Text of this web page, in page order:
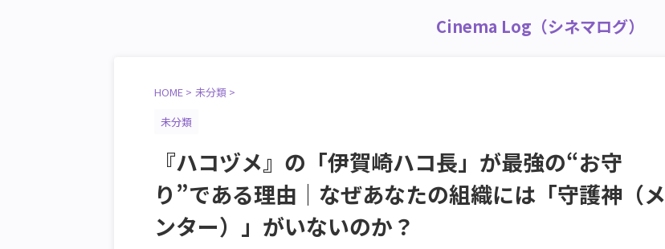
Cinema Log（シネマログ）
HOME > 未分類 >
未分類
『ハコヅメ』の「伊賀崎ハコ長」が最強の“お守
り”である理由｜なぜあなたの組織には「守護神（メ
ンター）」がいないのか？